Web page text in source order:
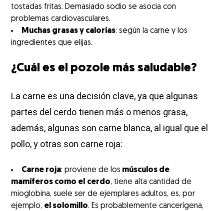
tostadas fritas. Demasiado sodio se asocia con
problemas cardiovasculares.
Muchas grasas y calorías: según la carne y los
ingredientes que elijas.
¿Cuál es el pozole más saludable?
La carne es una decisión clave, ya que algunas
partes del cerdo tienen más o menos grasa,
además, algunas son carne blanca, al igual que el
pollo, y otras son carne roja:
Carne roja: proviene de los músculos de
mamíferos como el cerdo, tiene alta cantidad de
mioglobina, suele ser de ejemplares adultos, es, por
ejemplo, el solomillo. Es probablemente cancerígena,